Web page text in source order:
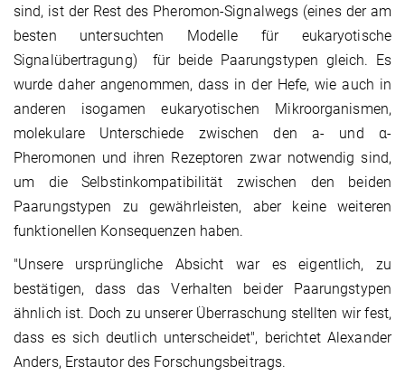
sind, ist der Rest des Pheromon-Signalwegs (eines der am
besten untersuchten Modelle für eukaryotische
Signalübertragung) für beide Paarungstypen gleich. Es
wurde daher angenommen, dass in der Hefe, wie auch in
anderen isogamen eukaryotischen Mikroorganismen,
molekulare Unterschiede zwischen den a- und α-
Pheromonen und ihren Rezeptoren zwar notwendig sind,
um die Selbstinkompatibilität zwischen den beiden
Paarungstypen zu gewährleisten, aber keine weiteren
funktionellen Konsequenzen haben.
"Unsere ursprüngliche Absicht war es eigentlich, zu
bestätigen, dass das Verhalten beider Paarungstypen
ähnlich ist. Doch zu unserer Überraschung stellten wir fest,
dass es sich deutlich unterscheidet", berichtet Alexander
Anders, Erstautor des Forschungsbeitrags.